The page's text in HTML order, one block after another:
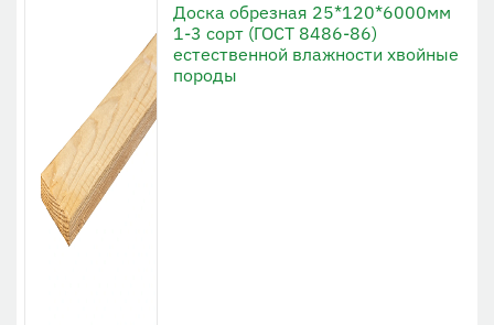
Доска обрезная 25*120*6000мм
1-3 сорт (ГОСТ 8486-86)
естественной влажности хвойные
породы